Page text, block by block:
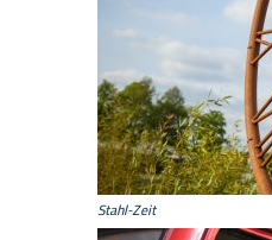
Stahl-Zeit